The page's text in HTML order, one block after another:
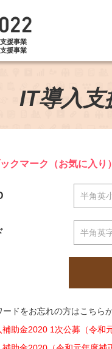
援事業
援事業
IT導入
クマーク（お気に入り
ードをお忘れの方はこちら
補助金2020 1次公募（令和